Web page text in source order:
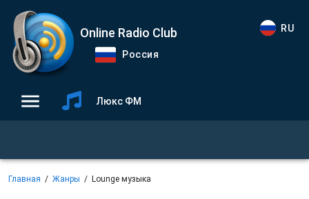
Online Radio Club
Россия
RU
Люкс ФМ
Главная Жанры Lounge музыка